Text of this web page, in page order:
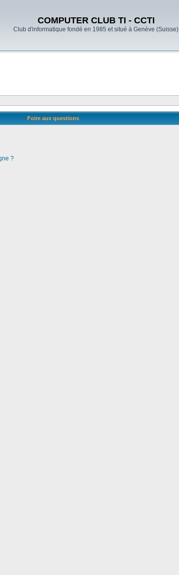
COMPUTER CLUB TI - CCTI
Club d'informatique fondé en 1985 et situé à Genève (Suisse)
Foire aux questions
?